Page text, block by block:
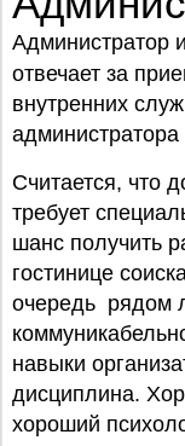
Администратор
отвечает за
внутренних
Считается, что
требует
шанс получить
гостинице
очередь рядом
навыки
дисциплина.
хороший